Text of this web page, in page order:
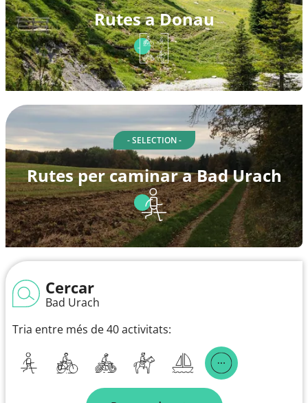
Rutes a Donau
- SELECTION -
Rutes per caminar a Bad Urach
Cercar
Bad Urach
Tria entre més de 40 activitats: